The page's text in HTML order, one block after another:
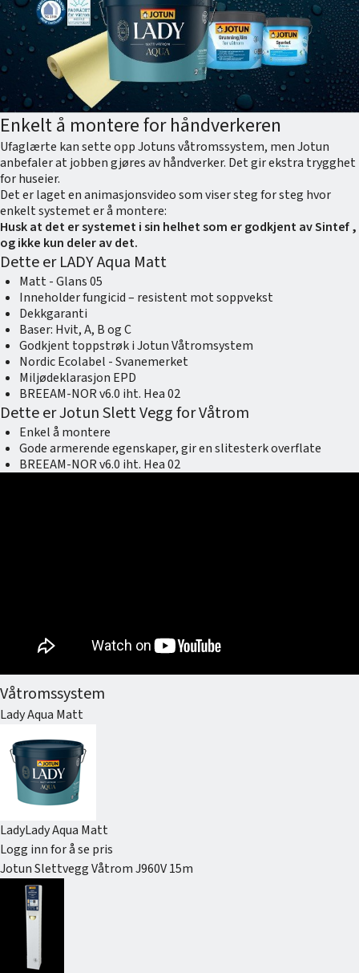
Enkelt å montere for håndverkeren
Ufaglærte kan sette opp Jotuns våtromssystem, men Jotun
anbefaler at jobben gjøres av håndverker. Det gir ekstra trygghet
for huseier.
Det er laget en animasjonsvideo som viser steg for steg hvor
enkelt systemet er å montere:
Husk at det er systemet i sin helhet som er godkjent av Sintef ,
og ikke kun deler av det.
Dette er LADY Aqua Matt
Matt - Glans 05​
Inneholder fungicid – resistent mot soppvekst​
Dekkgaranti​
Baser: Hvit, A, B og C ​
Godkjent toppstrøk i Jotun Våtromsystem​
Nordic Ecolabel - Svanemerket​
Miljødeklarasjon EPD
BREEAM-NOR v6.0 iht. Hea 02 ​
Dette er Jotun Slett Vegg for Våtrom
Enkel å montere ​
Gode armerende egenskaper, gir en slitesterk overflate​
BREEAM-NOR v6.0 iht. Hea 02 ​
Våtromssystem
Lady Aqua Matt
LadyLady Aqua Matt
Logg inn for å se pris
Jotun Slettvegg Våtrom J960V 15m